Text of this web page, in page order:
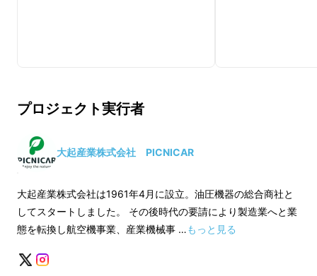
プロジェクト実行者
大起産業株式会社 PICNICAR
大起産業株式会社は1961年4月に設立。油圧機器の総合商社と
してスタートしました。 その後時代の要請により製造業へと業
態を転換し航空機事業、産業機械事 …もっと見る